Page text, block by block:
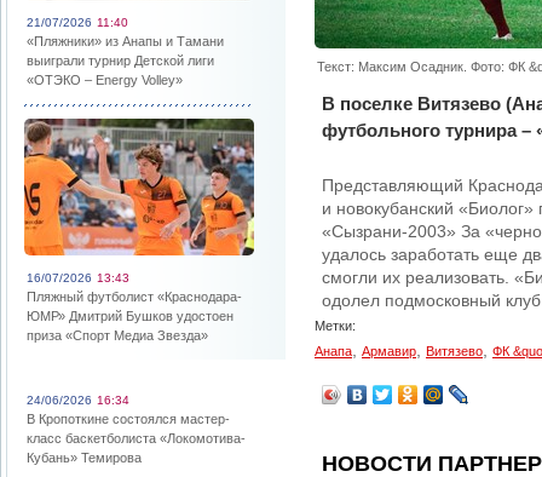
21/07/2026 11:40
«Пляжники» из Анапы и Тамани
выиграли турнир Детской лиги
«ОТЭКО – Energy Volley»
16/07/2026 13:43
Пляжный футболист «Краснодара-
ЮМР» Дмитрий Бушков удостоен
приза «Спорт Медиа Звезда»
24/06/2026 16:34
В Кропоткине состоялся мастер-
класс баскетболиста «Локомотива-
Кубань» Темирова
Текст: Максим Осадник. Фото: ФК
В поселке Витязево
футбольного турнира –
Представляющий
и новокубанский
«Сызрани-2003» За
удалось заработать еще
смогли их реализовать.
одолел подмосковный
Метки:
Анапа
Армавир Витязево ФК
НОВОСТИ